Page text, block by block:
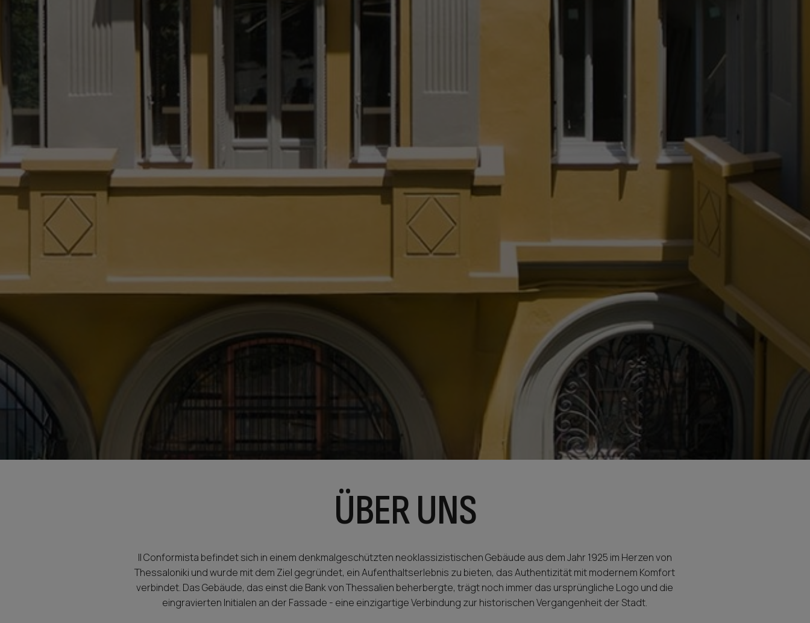
ÜBER UNS
Il Conformista befindet sich in einem denkmalgeschützten neoklassizistischen Gebäude aus dem Jahr 1925 im Herzen von
Thessaloniki und wurde mit dem Ziel gegründet, ein Aufenthaltserlebnis zu bieten, das Authentizität mit modernem Komfort
verbindet. Das Gebäude, das einst die Bank von Thessalien beherbergte, trägt noch immer das ursprüngliche Logo und die
eingravierten Initialen an der Fassade - eine einzigartige Verbindung zur historischen Vergangenheit der Stadt.